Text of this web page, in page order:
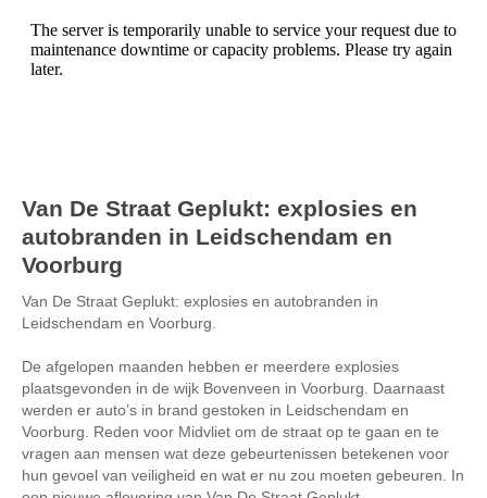
Van De Straat Geplukt: explosies en
autobranden in Leidschendam en
Voorburg
Van De Straat Geplukt: explosies en autobranden in
Leidschendam en Voorburg.
De afgelopen maanden hebben er meerdere explosies
plaatsgevonden in de wijk Bovenveen in Voorburg. Daarnaast
werden er auto’s in brand gestoken in Leidschendam en
Voorburg. Reden voor Midvliet om de straat op te gaan en te
vragen aan mensen wat deze gebeurtenissen betekenen voor
hun gevoel van veiligheid en wat er nu zou moeten gebeuren. In